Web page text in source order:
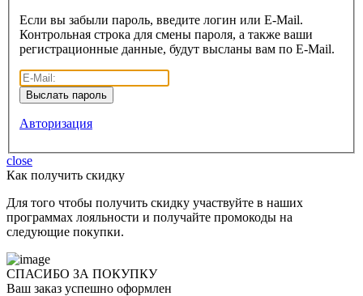
Если вы забыли пароль, введите логин или E-Mail.
Контрольная строка для смены пароля, а также ваши
регистрационные данные, будут высланы вам по E-Mail.
Авторизация
close
Как получить скидку
Для того чтобы получить скидку участвуйте в наших
программах лояльности и получайте промокоды на
следующие покупки.
СПАСИБО ЗА ПОКУПКУ
Ваш заказ успешно оформлен